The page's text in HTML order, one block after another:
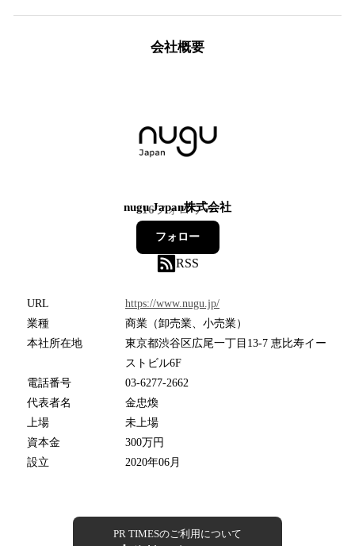
会社概要
nugu Japan株式会社
16フォロワー
フォロー
RSS
URL
https://www.nugu.jp/
業種
商業（卸売業、小売業）
本社所在地
東京都渋谷区広尾一丁目13-7 恵比寿イー
ストビル6F
電話番号
03-6277-2662
代表者名
金忠煥
上場
未上場
資本金
300万円
設立
2020年06月
PR TIMESのご利用について